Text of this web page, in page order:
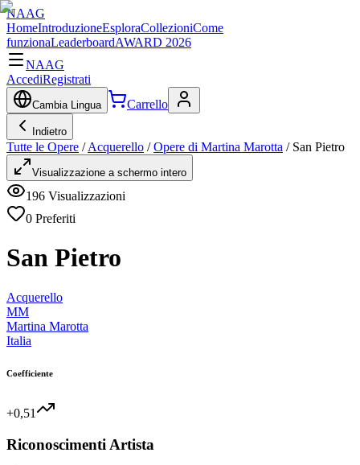
NAAG
HomeIntroduzioneEsploraCollezioniCome
funzionaLeaderboardAWARD 2026
NAAG
AccediRegistrati
Cambia Lingua Carrello
Indietro
Tutte le Opere / Acquerello / Opere di Martina Marotta / San Pietro
Visualizzazione a schermo intero
196 Visualizzazioni
0 Preferiti
San Pietro
Acquerello
MM
Martina Marotta
Italia
Coefficiente
+0,51
Riconoscimenti Artista